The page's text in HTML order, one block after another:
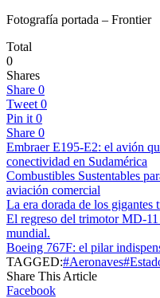
Fotografía portada – Frontier
Total
0
Shares
Share 0
Tweet 0
Pin it 0
Share 0
Embraer E195-E2: el avión
conectividad en Sudamérica
Combustibles Sustentables
aviación comercial
La era dorada de los gigantes
El regreso del trimotor MD-
mundial.
Boeing 767F: el pilar
TAGGED:#Aeronaves
Share This Article
Facebook